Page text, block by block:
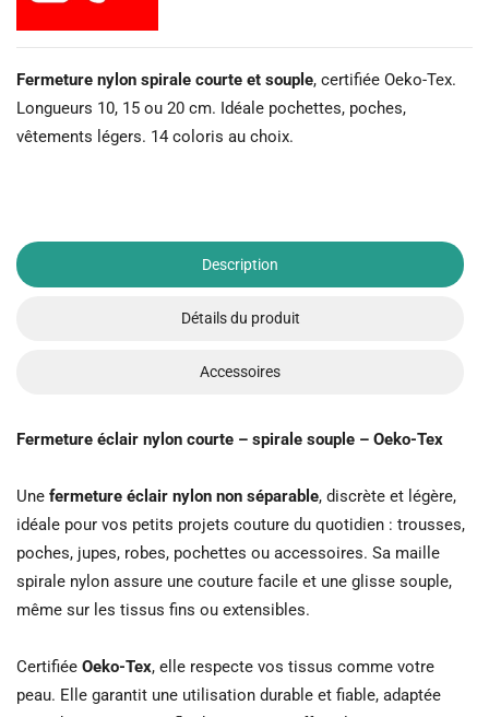
Fermeture nylon spirale courte et souple, certifiée Oeko-Tex.
Longueurs 10, 15 ou 20 cm. Idéale pochettes, poches,
vêtements légers. 14 coloris au choix.
Description
Détails du produit
Accessoires
Fermeture éclair nylon courte – spirale souple – Oeko-Tex
Une fermeture éclair nylon non séparable, discrète et légère,
idéale pour vos petits projets couture du quotidien : trousses,
poches, jupes, robes, pochettes ou accessoires. Sa maille
spirale nylon assure une couture facile et une glisse souple,
même sur les tissus fins ou extensibles.
Certifiée Oeko-Tex, elle respecte vos tissus comme votre
peau. Elle garantit une utilisation durable et fiable, adaptée